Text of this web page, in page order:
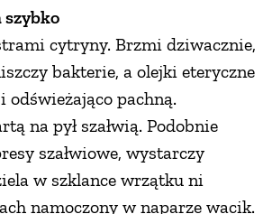
szybko
cytryny. Brzmi dziwacznie,
bakterie, a olejki eteryczne
odświeżająco pachną.
na pył szałwią. Podobnie
szałwiowe, wystarczy
w szklance wrzątku ni
namoczony w naparze wacik.